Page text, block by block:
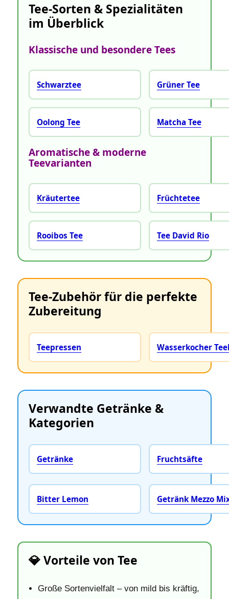
Tee-Sorten & Spezialitäten
im Überblick
Klassische und besondere Tees
Schwarztee Grüner Tee
Oolong Tee Matcha Tee
Aromatische & moderne
Teevarianten
Kräutertee Früchtetee
Rooibos Tee Tee David Rio
Tee‑Zubehör für die perfekte
Zubereitung
Teepressen Wasserkocher
Verwandte Getränke &
Kategorien
Getränke Fruchtsäfte
Bitter Lemon Getränk Mezzo
💎 Vorteile von Tee
Große Sortenvielfalt – von mild bis kräftig,